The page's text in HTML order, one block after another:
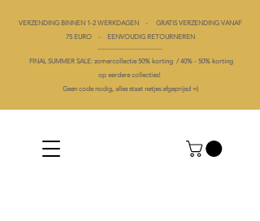
VERZENDING BINNEN 1-2 WERKDAGEN - GRATIS VERZENDING VANAF
75 EURO - EENVOUDIG RETOURNEREN
----------------------------------------
FINAL SUMMER SALE: zomercollectie 50% korting / 40% - 50% korting
op eerdere collecties!
Geen code nodig, alles staat netjes afgeprijsd =)